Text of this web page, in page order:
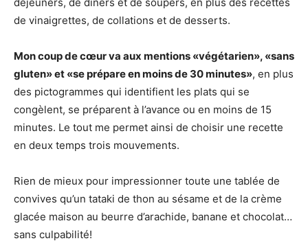
de vinaigrettes, de collations et de desserts.
Mon coup de cœur va aux mentions «végétarien», «sans
gluten» et «se prépare en moins de 30 minutes», en plus
des pictogrammes qui identifient les plats qui se
congèlent, se préparent à l’avance ou en moins de 15
minutes. Le tout me permet ainsi de choisir une recette
en deux temps trois mouvements.
Rien de mieux pour impressionner toute une tablée de
convives qu’un tataki de thon au sésame et de la crème
glacée maison au beurre d’arachide, banane et chocolat…
sans culpabilité!